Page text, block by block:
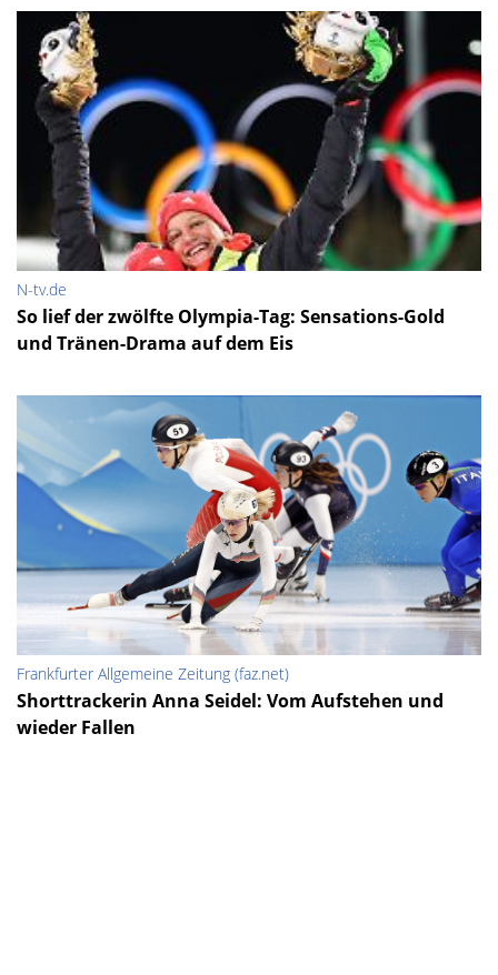
N-tv.de
So lief der zwölfte Olympia-Tag: Sensations-Gold
und Tränen-Drama auf dem Eis
Frankfurter Allgemeine Zeitung (faz.net)
Shorttrackerin Anna Seidel: Vom Aufstehen und
wieder Fallen